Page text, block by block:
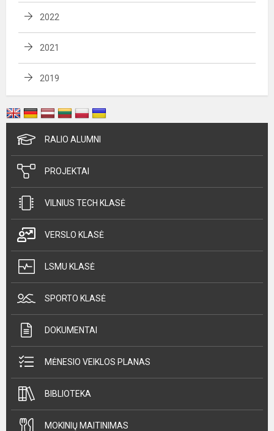
2022
2021
2019
RALIO ALUMNI
PROJEKTAI
VILNIUS TECH KLASĖ
VERSLO KLASĖ
LSMU KLASĖ
SPORTO KLASĖ
DOKUMENTAI
MĖNESIO VEIKLOS PLANAS
BIBLIOTEKA
MOKINIŲ MAITINIMAS